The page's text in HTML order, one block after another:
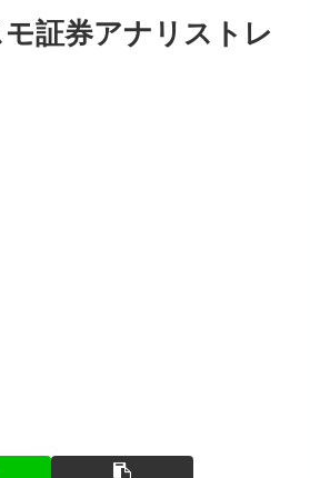
証券アナリストレ